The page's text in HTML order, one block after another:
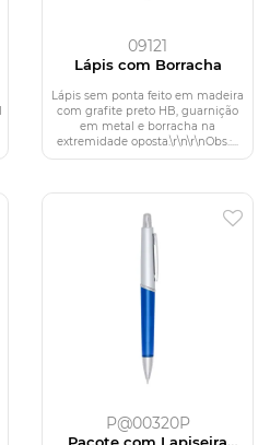
09121
Lápis com Borracha
Lápis sem ponta feito em madeira
com grafite preto HB, guarnição
em metal e borracha na
extremidade oposta.\r\n\r\nObs.:...
P@00320P